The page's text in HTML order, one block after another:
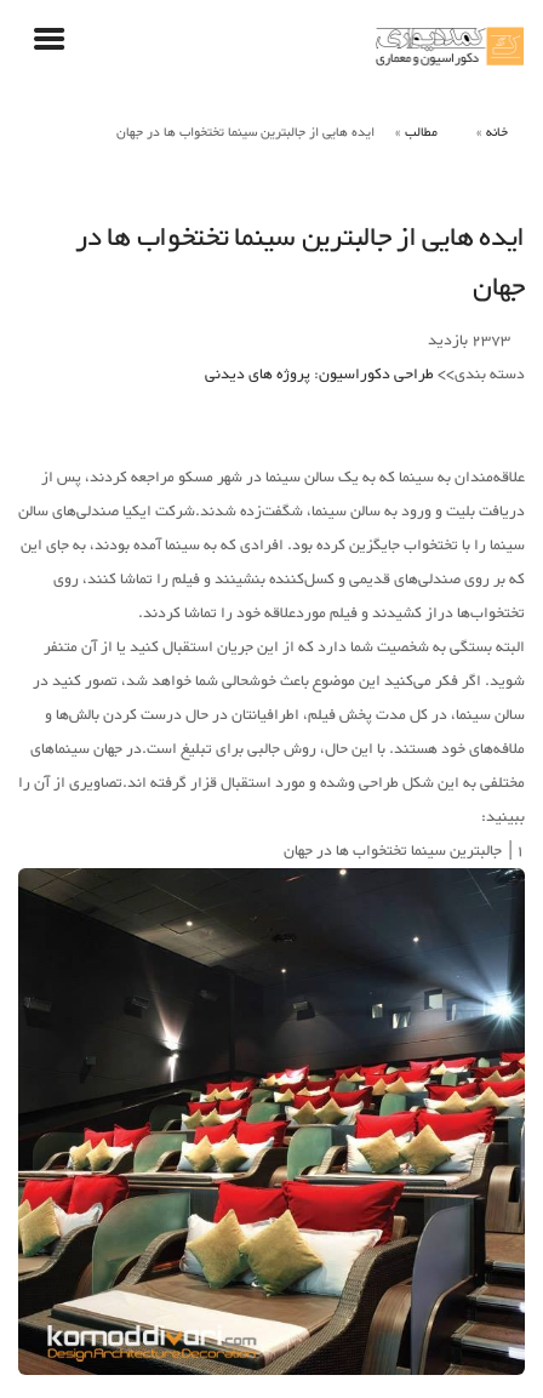
خانه مطالب ایده هایی از جالبترین سینما تختخواب ها در جهان
ایده هایی از جالبترین سینما تختخواب ها در
جهان
2373 بازدید
دسته بندی>>طراحی دکوراسیون:پروژه های دیدنی
علاقه‌مندان به سینما که به یک سالن سینما در شهر مسکو مراجعه کردند، پس از
دریافت بلیت و ورود به سالن سینما، شگفت‌زده شدند.شرکت ایکیا صندلی‌های سالن
سینما را با تختخواب جایگزین کرده بود. افرادی که به سینما آمده بودند، به جای این
که بر روی صندلی‌های قدیمی و کسل‌کننده بنشینند و فیلم را تماشا کنند، روی
تختخواب‌ها دراز کشیدند و فیلم موردعلاقه خود را تماشا کردند.
البته بستگی به شخصیت شما دارد که از این جریان استقبال کنید یا از آن متنفر
شوید. اگر فکر می‌کنید این موضوع باعث خوشحالی شما خواهد شد، تصور کنید در
سالن سینما، در کل مدت پخش فیلم، اطرافیانتان در حال درست کردن بالش‌ها و
ملافه‌های خود هستند. با این حال، روش جالبی برای تبلیغ است.در جهان سینماهای
مختلفی به این شکل طراحی وشده و مورد استقبال قزار گرفته اند.تصاویری از آن را
ببینید:
1| جالبترین سینما تختخواب ها در جهان